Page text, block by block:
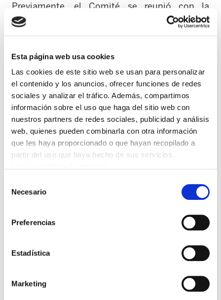
Esta página web usa cookies
Las cookies de este sitio web se usan para personalizar
el contenido y los anuncios, ofrecer funciones de redes
sociales y analizar el tráfico. Además, compartimos
información sobre el uso que haga del sitio web con
nuestros partners de redes sociales, publicidad y análisis
web, quienes pueden combinarla con otra información
que les haya proporcionado o que hayan recopilado a
partir del uso que haya hecho de sus servicios.
Necesario
Preferencias
Estadística
Marketing
Previamente, el Comité se reunió con la
Diputada de movilidad de Gipuzkoa, Azahara
Dominguez, para trasladarle el estado de las
se involucre para conseguir la reducción de
jornada. La Diputación mostró su conformidad
con la solicitud planteada por los sindicatos e
indicaba que de haber acuerdo con la empresa,
La Diputación se comprometería a garantizar
para la próxima licitación una reducción de
jornada a 1592 horas. Sin embargo, la empresa
indica que es la Diputación quien no quiere
empresa Avanza, así como a la Diputación de
que supone la jornada en este sector, y que
negociaciones para resolver el conflicto.